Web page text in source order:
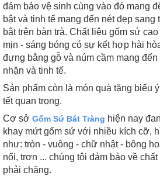
đảm bảo vệ sinh cùng vào đó mang
bật và tinh tế mang đến nét đẹp sang
bật trên bàn trà. Chất liệu gốm sứ
mịn - sáng bóng có sự kết hợp hài
đựng bằng gỗ và núm cầm mang đến
nhặn và tinh tế.
Sản phẩm còn là món quà tặng biếu
tết quan trọng.
Cơ sở Gốm Sứ Bát Tràng hiện nay
khay mứt gốm sứ với nhiều kích cỡ,
như: tròn - vuông - chữ nhật - bông
nổi, trơn ... chúng tôi đảm bảo về
phải chăng.